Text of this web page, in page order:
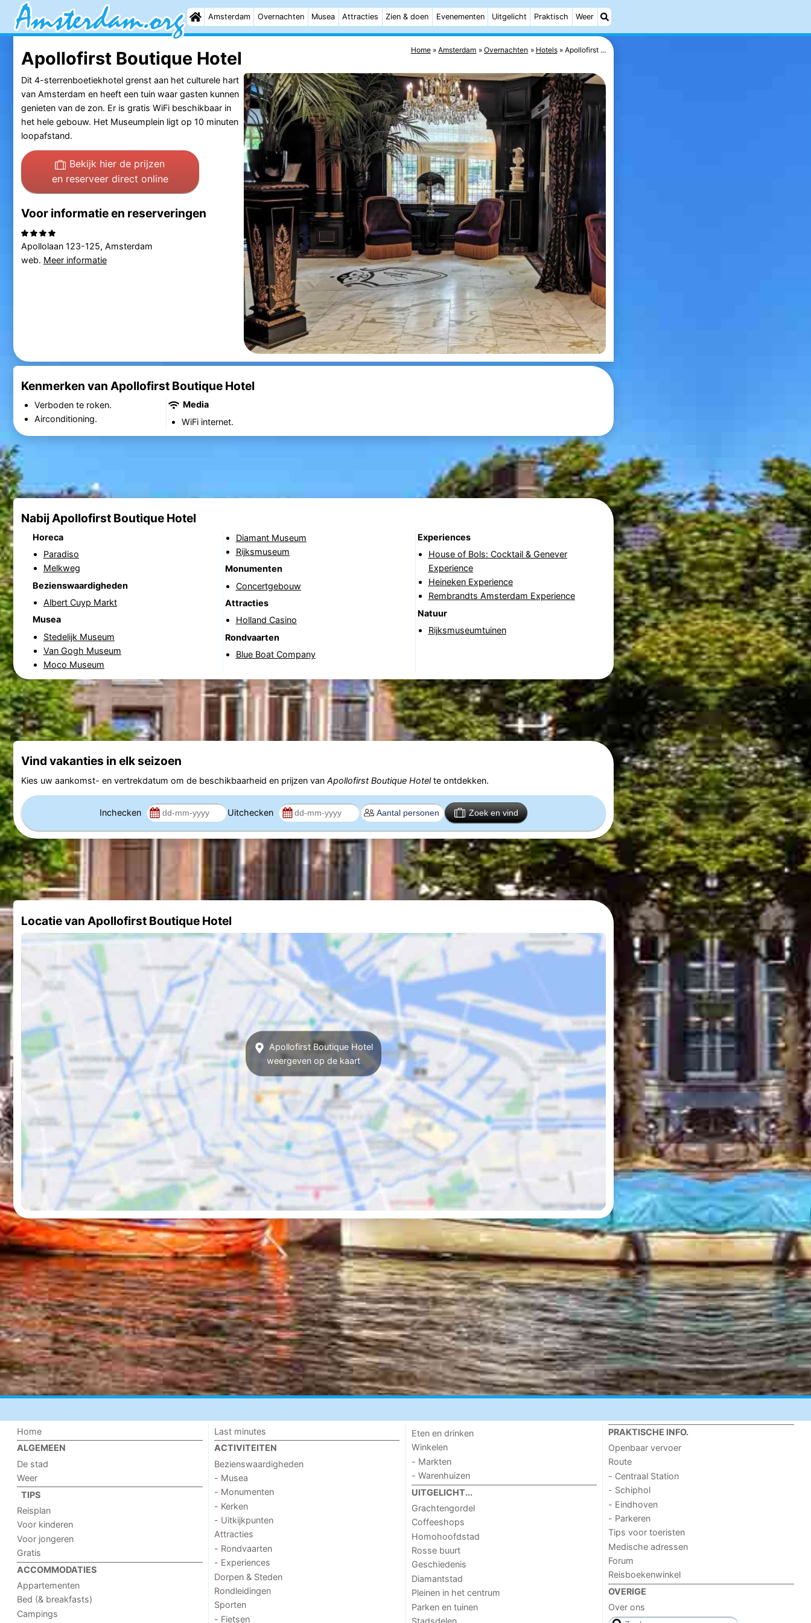
Amsterdam Overnachten Musea Attracties Zien & doen Evenementen Uitgelicht Praktisch Weer
Home Amsterdam Overnachten Hotels Apollofirst ...
Apollofirst Boutique Hotel
Dit 4-sterrenboetiekhotel grenst aan het culturele hart
van Amsterdam en heeft een tuin waar gasten kunnen
genieten van de zon. Er is gratis WiFi beschikbaar in
het hele gebouw. Het Museumplein ligt op 10 minuten
loopafstand.
Bekijk hier de prijzen
en reserveer direct online
Voor informatie en reserveringen
Apollolaan 123-125, Amsterdam
web. Meer informatie
Kenmerken van Apollofirst Boutique Hotel
Verboden te roken.
Airconditioning.
Media
WiFi internet.
Nabij Apollofirst Boutique Hotel
Horeca
Paradiso
Melkweg
Bezienswaardigheden
Albert Cuyp Markt
Musea
Stedelijk Museum
Van Gogh Museum
Moco Museum
Diamant Museum
Rijksmuseum
Monumenten
Concertgebouw
Attracties
Holland Casino
Rondvaarten
Blue Boat Company
Experiences
House of Bols: Cocktail & Genever
Experience
Heineken Experience
Rembrandts Amsterdam Experience
Natuur
Rijksmuseumtuinen
Vind vakanties in elk seizoen
Kies uw aankomst- en vertrekdatum om de beschikbaarheid en prijzen van Apollofirst Boutique Hotelte ontdekken.
Inchecken Uitchecken Zoek en vind
Locatie van Apollofirst Boutique Hotel
Apollofirst Boutique Hotel
weergeven op de kaart
Home
ALGEMEEN
De stad
Weer
TIPS
Reisplan
Voor kinderen
Voor jongeren
Gratis
ACCOMMODATIES
Appartementen
Bed (& breakfasts)
Campings
Last minutes
ACTIVITEITEN
Bezienswaardigheden
- Musea
- Monumenten
- Kerken
- Uitkijkpunten
Attracties
- Rondvaarten
- Experiences
Dorpen & Steden
Rondleidingen
Sporten
- Fietsen
Eten en drinken
Winkelen
- Markten
- Warenhuizen
UITGELICHT...
Grachtengordel
Coffeeshops
Homohoofdstad
Rosse buurt
Geschiedenis
Diamantstad
Pleinen in het centrum
Parken en tuinen
Stadsdelen
PRAKTISCHE INFO.
Openbaar vervoer
Route
- Centraal Station
- Schiphol
- Eindhoven
- Parkeren
Tips voor toeristen
Medische adressen
Forum
Reisboekenwinkel
OVERIGE
Over ons